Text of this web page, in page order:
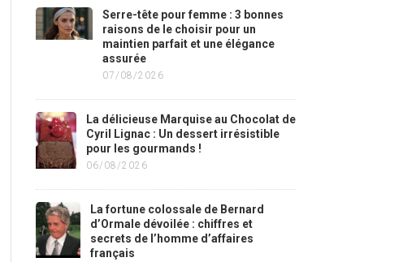
Serre-tête pour femme : 3 bonnes
raisons de le choisir pour un
maintien parfait et une élégance
assurée
07/08/2026
La délicieuse Marquise au Chocolat de
Cyril Lignac : Un dessert irrésistible
pour les gourmands !
06/08/2026
La fortune colossale de Bernard
d’Ormale dévoilée : chiffres et
secrets de l’homme d’affaires
français